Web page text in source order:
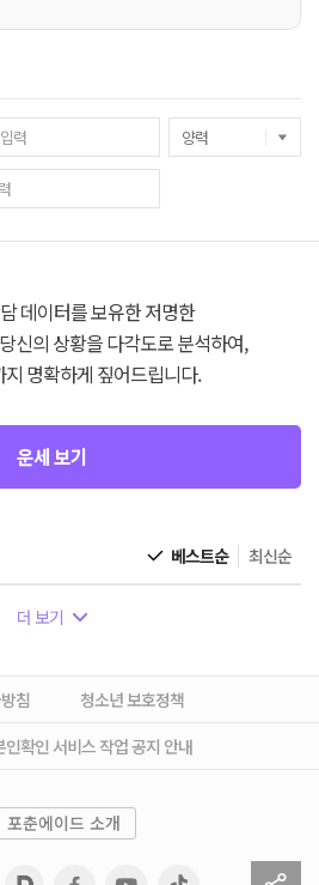
데이터를 보유한 저명한
신의 상황을 다각도로 분석하여,
명확하게 짚어드립니다.
운세 보기
베스트순 최신순
더 보기
침
청소년 보호정책
확인 서비스 작업 공지 안내
포춘에이드 소개